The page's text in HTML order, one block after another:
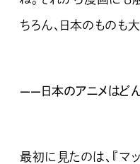
ちろん、日本のものも
——日本のアニメはど
最初に見たのは、『マ